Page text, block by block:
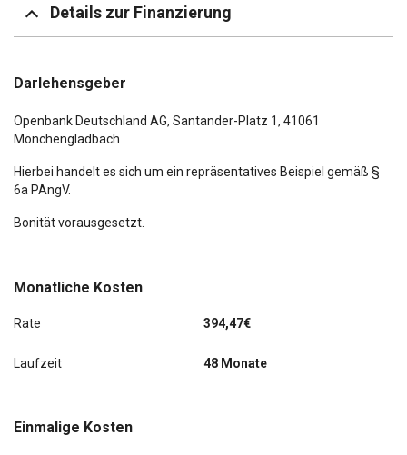
Sitzbezug / Polsterung: Alcantara / Sensatec-
Sitze vorn elektr. verstellbar (mit Memory)
Sonnenschutzverglasung (hinten abgedunkelt)
Crashsensor
Ambientebeleuchtung
Licht- und Regensensor
Scheibenwischer mit Regensensor
Details zur Finanzierung
Monatliche Kosten
Rate 394,47€
Laufzeit 48 Monate
Einmalige Kosten
Darlehensgeber
Openbank Deutschland AG, Santander-Platz 1, 41061
Mönchengladbach
Hierbei handelt es sich um ein repräsentatives Beispiel gemäß §
6a PAngV.
Bonität vorausgesetzt.